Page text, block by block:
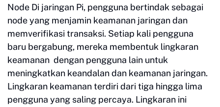
Node Di jaringan Pi, pengguna bertindak sebagai
node yang menjamin keamanan jaringan dan
memverifikasi transaksi. Setiap kali pengguna
baru bergabung, mereka membentuk lingkaran
keamanan dengan pengguna lain untuk
meningkatkan keandalan dan keamanan jaringan.
Lingkaran keamanan terdiri dari tiga hingga lima
pengguna yang saling percaya. Lingkaran ini